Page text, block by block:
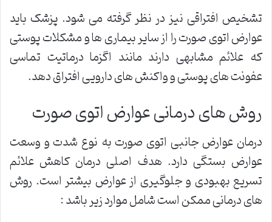
تشخیص افتراقی نیز در نظر گرفته می شود. پزشک باید
عوارض اتوی صورت را از سایر بیماری ها و مشکلات پوستی
که علائم مشابهی دارند مانند اگزما درماتیت تماسی
عفونت های پوستی و واکنش های دارویی افتراق دهد.
روش های درمانی عوارض اتوی صورت
درمان عوارض جانبی اتوی صورت به نوع شدت و وسعت
عوارض بستگی دارد. هدف اصلی درمان کاهش علائم
تسریع بهبودی و جلوگیری از عوارض بیشتر است. روش
های درمانی ممکن است شامل موارد زیر باشد :